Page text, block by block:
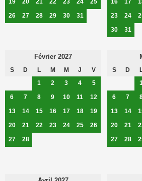
26
27 28 29 30 31
23
24
30
31
Février 2027
S D L M M J
V
1
2 3 4
5
6
7 8 9 10 11
12
13
14 15 16 17 18
19
20
21 22 23 24 25
26
27
28
S D
1
6
7
13
14
20
21
27
28